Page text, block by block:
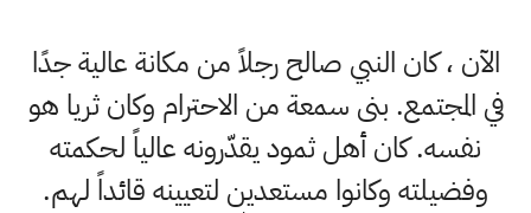
الآن ، كان النبي صالح رجلاً من مكانة عالية جدًا
في المجتمع. بنى سمعة من الاحترام وكان ثريا هو
نفسه. كان أهل ثمود يقدّرونه عالياً لحكمته
وفضيلته وكانوا مستعدين لتعيينه قائداً لهم.